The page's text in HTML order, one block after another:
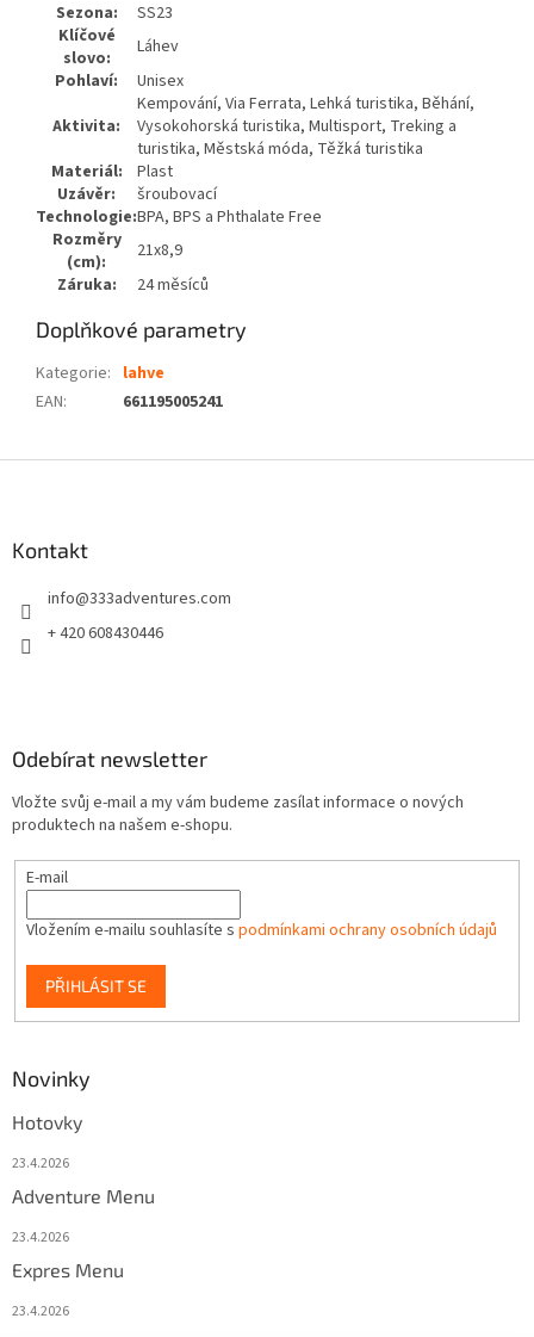
Sezona:
SS23
Klíčové
slovo:
Láhev
Pohlaví:
Unisex
Aktivita:
Kempování, Via Ferrata, Lehká turistika, Běhání,
Vysokohorská turistika, Multisport, Treking a
turistika, Městská móda, Těžká turistika
Materiál:
Plast
Uzávěr:
šroubovací
Technologie:BPA, BPS a Phthalate Free
Rozměry
(cm):
21x8,9
Záruka:
24 měsíců
Doplňkové parametry
Kategorie: lahve
EAN: 661195005241
Kontakt
info@333adventures.com
+ 420 608430446
Odebírat newsletter
Vložte svůj e-mail a my vám budeme zasílat informace o nových
produktech na našem e-shopu.
E-mail
Vložením e-mailu souhlasíte s podmínkami ochrany osobních údajů
PŘIHLÁSIT SE
Novinky
Hotovky
23.4.2026
Adventure Menu
23.4.2026
Expres Menu
23.4.2026